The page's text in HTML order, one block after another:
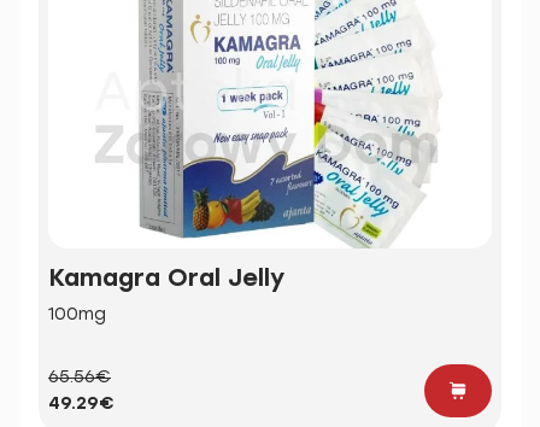
Kamagra Oral Jelly
100mg
65.56€
49.29€